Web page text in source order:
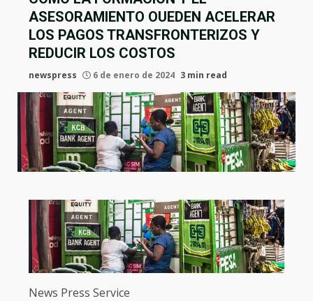
ASESORAMIENTO OUEDEN ACELERAR
LOS PAGOS TRANSFRONTERIZOS Y
REDUCIR LOS COSTOS
newspress 6 de enero de 2024 3 min read
News Press Service